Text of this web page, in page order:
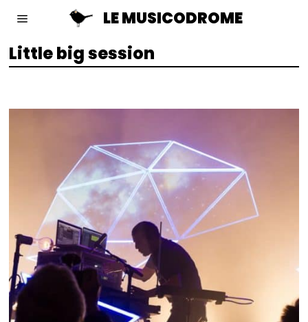
LE MUSICODROME
Little big session